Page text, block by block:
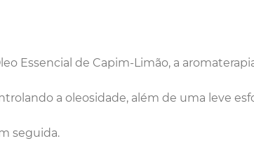
Essencial de Capim-Limão, a
a oleosidade, além de uma leve
seguida.